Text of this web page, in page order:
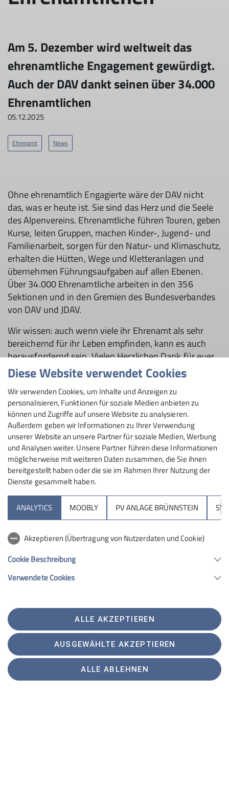
Am 5. Dezember wird weltweit das
ehrenamtliche Engagement gewürdigt.
Auch der DAV dankt seinen über 34.000
Ehrenamtlichen
05.12.2025
Ehrenamt News
Ohne ehrenamtlich Engagierte wäre der DAV nicht
das, was er heute ist. Sie sind das Herz und die Seele
des Alpenvereins. Ehrenamtliche führen Touren, geben
Kurse, leiten Gruppen, machen Kinder-, Jugend- und
Familienarbeit, sorgen für den Natur- und Klimaschutz,
erhalten die Hütten, Wege und Kletteranlagen und
übernehmen Führungsaufgaben auf allen Ebenen.
Über 34.000 Ehrenamtliche arbeiten in den 356
Sektionen und in den Gremien des Bundesverbandes
von DAV und JDAV.
Wir wissen: auch wenn viele ihr Ehrenamt als sehr
bereichernd für ihr Leben empfinden, kann es auch
herausfordernd sein. Vielen Herzlichen Dank für euer
Engagement!
Ehrenamt bleibt für den DAV unverzichtbar!
Besonders in den Bereichen Naturschutz sowie
Kinder- und Jugendarbeit stehen derzeit die, die sich
klar für Vielfalt, Offenheit und Toleranz einsetzen,
vermehrt unter Druck. Mein besonderer Dank gilt all
denen, die mit Ideen, Visionen und Leidenschaft nicht
den Mut verlieren und sich – wo immer sie können –
für den DAV engagieren. Wir brauchen euch!
- Vizepräsidentin Melanie Grimm
Diese Website verwendet Cookies
Wir verwenden Cookies, um Inhalte und Anzeigen zu
personalisieren, Funktionen für soziale Medien anbieten zu
können und Zugriffe auf unsere Website zu analysieren.
Außerdem geben wir Informationen zu Ihrer Verwendung
unserer Website an unsere Partner für soziale Medien, Werbung
und Analysen weiter. Unsere Partner führen diese Informationen
möglicherweise mit weiteren Daten zusammen, die Sie ihnen
bereitgestellt haben oder die sie im Rahmen Ihrer Nutzung der
Dienste gesammelt haben.
ANALYTICS MOOBLY PV ANLAGE BRÜNNSTEIN
Akzeptieren (Übertragung von Nutzerdaten und Cookie)
Cookie Beschreibung
Verwendete Cookies
ALLE AKZEPTIEREN
AUSGEWÄHLTE AKZEPTIEREN
ALLE ABLEHNEN